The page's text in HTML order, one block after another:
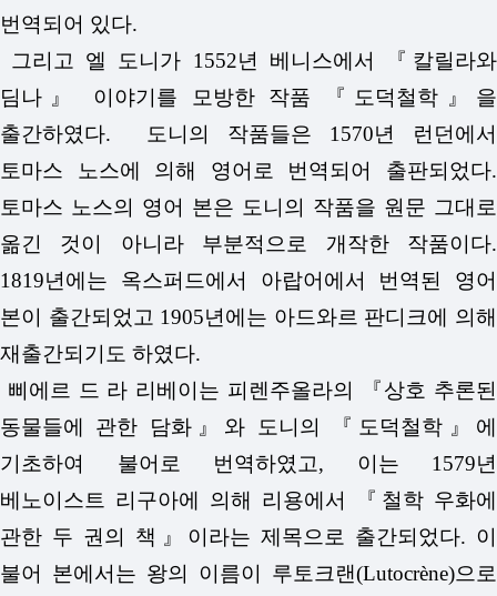
번역되어 있다.
그리고 엘 도니가 1552년 베니스에서 『칼릴라와
딤나』 이야기를 모방한 작품 『도덕철학』을
출간하였다. 도니의 작품들은 1570년 런던에서
토마스 노스에 의해 영어로 번역되어 출판되었다.
토마스 노스의 영어 본은 도니의 작품을 원문 그대로
옮긴 것이 아니라 부분적으로 개작한 작품이다.
1819년에는 옥스퍼드에서 아랍어에서 번역된 영어
본이 출간되었고 1905년에는 아드와르 판디크에 의해
재출간되기도 하였다.
삐에르 드 라 리베이는 피렌주올라의 『상호 추론된
동물들에 관한 담화』와 도니의 『도덕철학』에
기초하여 불어로 번역하였고, 이는 1579년
베노이스트 리구아에 의해 리용에서 『철학 우화에
관한 두 권의 책』이라는 제목으로 출간되었다. 이
불어 본에서는 왕의 이름이 루토크랜(Lutocrène)으로